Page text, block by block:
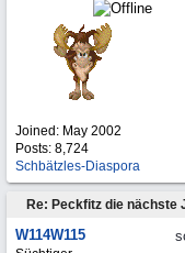
Joined: May 2002
Posts: 8,724
Schbätzles-Diaspora
Re: Peckfitz die nächste
W114W115